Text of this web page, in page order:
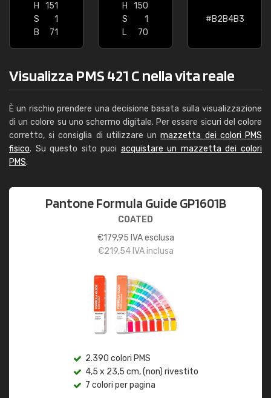
H
151
S
1
B
71
H
150
S
1
L
70
#B2B4B3
Visualizza PMS 421 C nella vita reale
È un rischio prendere una decisione basata sulla visualizzazione
di un colore su uno schermo digitale. Per essere sicuri del colore
corretto, si consiglia di utilizzare unmazzetta dei colori PMS
fisico. Su questo sito puoi acquistare un mazzetta dei colori
PMS.
Pantone Formula Guide GP1601B
COATED
€179,95 IVA esclusa
€219,54IVA inclusa
2.390 colori PMS
4,5 x 23,5 cm, (non) rivestito
7 colori per pagina